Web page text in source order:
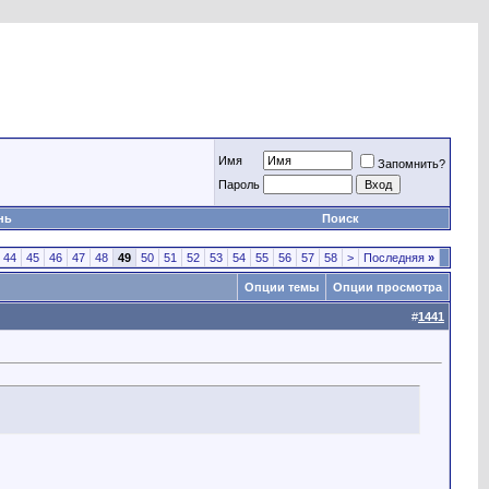
Имя
Запомнить?
Пароль
Поиск
44 45 46 47 48 49 50 51 52 53 54 55 56 57 58 > Последняя »
Опции темы Опции просмотра
#1441